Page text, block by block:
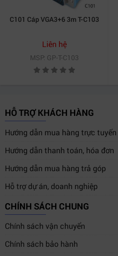
C101 Cáp VGA3+6 3m T-C103
Liên hệ
MSP: GP-T-C103
HỖ TRỢ KHÁCH HÀNG
Hướng dẫn mua hàng trực tuyến
Hướng dẫn thanh toán, hóa đơn
Hướng dẫn mua hàng trả góp
Hỗ trợ dự án, doanh nghiệp
CHÍNH SÁCH CHUNG
Chính sách vận chuyển
Chính sách bảo hành